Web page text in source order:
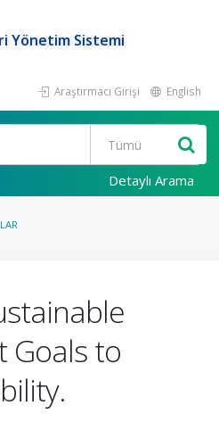
Yönetim Sistemi
Araştırmacı Girişi English
Detaylı Arama
Goals to